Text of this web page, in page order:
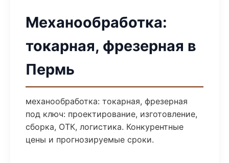
Механообработка:
токарная, фрезерная в
Пермь
механообработка: токарная, фрезерная
под ключ: проектирование, изготовление,
сборка, ОТК, логистика. Конкурентные
цены и прогнозируемые сроки.